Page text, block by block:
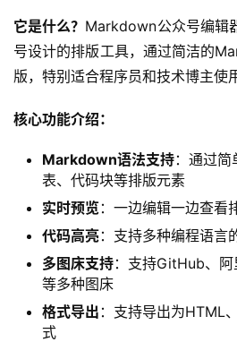
它是什么？ Markdown公众号编辑
号设计的排版工具，通过简洁的
版，特别适合程序员和技术博主使
核心功能介绍：
Markdown语法支持：通过
表、代码块等排版元素
实时预览：一边编辑一边查看
代码高亮：支持多种编程语言
多图床支持：支持GitHub、
等多种图床
格式导出 ：支持导出为HTML
式